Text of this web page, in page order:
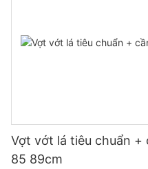
Vợt vớt lá tiêu chuẩn
85 89cm